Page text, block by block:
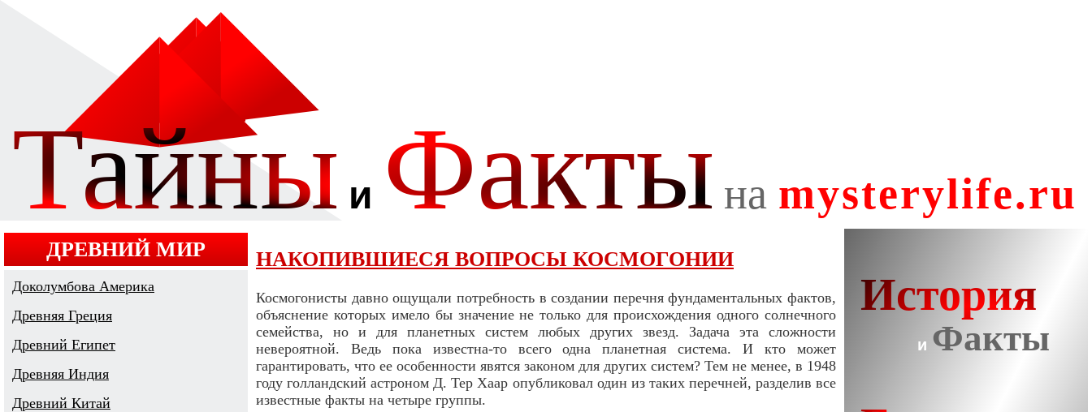
ДРЕВНИЙ МИР
Доколумбова Америка
Древняя Греция
Древний Египет
Древняя Индия
Древний Китай
НАКОПИВШИЕСЯ ВОПРОСЫ КОСМОГОНИИ
Космогонисты давно ощущали потребность в создании перечня фундаментальных фактов,
объяснение которых имело бы значение не только для происхождения одного солнечного
семейства, но и для планетных систем любых других звезд. Задача эта сложности
невероятной. Ведь пока известна-то всего одна планетная система. И кто может
гарантировать, что ее особенности явятся законом для других систем? Тем не менее, в 1948
году голландский астроном Д. Тер Хаар опубликовал один из таких перечней, разделив все
известные факты на четыре группы.